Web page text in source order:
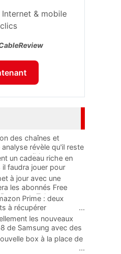
& mobile
des chaînes et
révèle qu'il reste
possibles
un cadeau riche en
faudra jouer pour
à jour avec une
les abonnés Free
Telecom
Prime : deux
à récupérer
...
les nouveaux
de Samsung avec des
...
box à la place de
...